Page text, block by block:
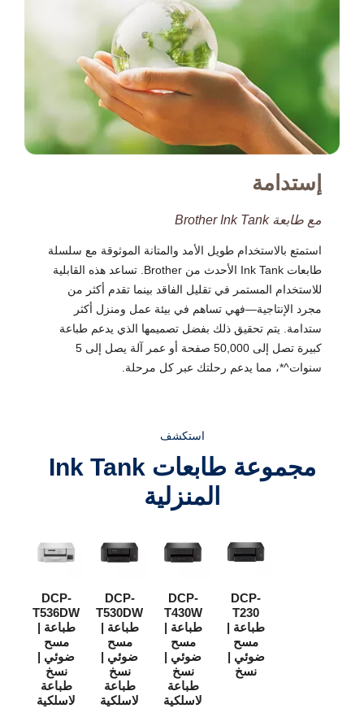
إستدامة
مع طابعة Brother Ink Tank
استمتع بالاستخدام طويل الأمد والمتانة الموثوقة مع سلسلة
طابعات Ink Tank الأحدث من Brother. تساعد هذه القابلية
للاستخدام المستمر في تقليل الفاقد بينما تقدم أكثر من
مجرد الإنتاجية—فهي تساهم في بيئة عمل ومنزل أكثر
ستدامة. يتم تحقيق ذلك بفضل تصميمها الذي يدعم طباعة
كبيرة تصل إلى 50,000 صفحة أو عمر آلة يصل إلى 5
سنوات^*، مما يدعم رحلتك عبر كل مرحلة.
استكشف
مجموعة طابعات Ink Tank
المنزلية
DCP-
T230
طباعة |
مسح
ضوئي |
نسخ
DCP-
T430W
طباعة |
مسح
ضوئي |
نسخ
طباعة
لاسلكية
DCP-
T530DW
طباعة |
مسح
ضوئي |
نسخ
طباعة
لاسلكية
DCP-
T536DW
طباعة |
مسح
ضوئي |
نسخ
طباعة
لاسلكية